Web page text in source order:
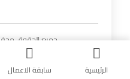
جميع الحقوق
الرئيسية سابقة الاعمال